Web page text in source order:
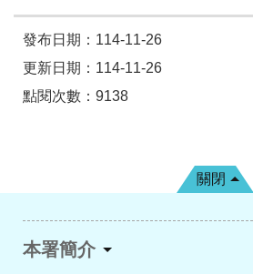
發布日期：114-11-26
更新日期：114-11-26
點閱次數：9138
關閉
本署簡介